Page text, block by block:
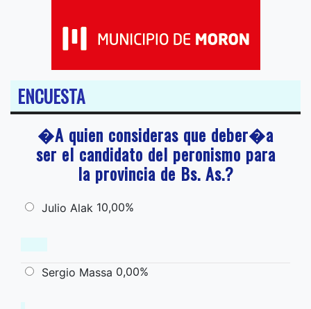
ENCUESTA
�A quien consideras que deber�a
ser el candidato del peronismo para
la provincia de Bs. As.?
Julio Alak 10,00%
Sergio Massa 0,00%